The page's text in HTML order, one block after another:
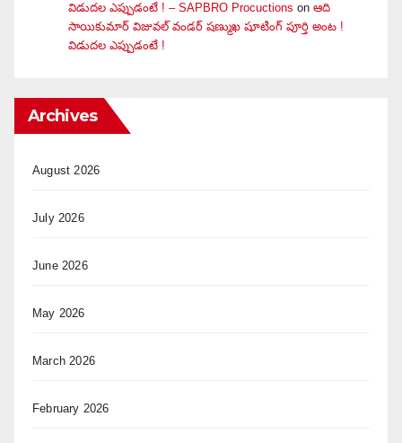
విడుదల ఎప్పుడంటే ! – SAPBRO Procuctions on ఆది
సాయికుమార్ విజువ‌ల్ వండ‌ర్ ష‌ణ్ముఖ షూటింగ్ పూర్తి అంట !
విడుదల ఎప్పుడంటే !
Archives
August 2026
July 2026
June 2026
May 2026
March 2026
February 2026